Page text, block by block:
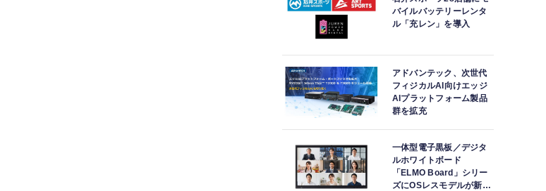
バイルバッテリーレンタ
ル「充レン」を導入
アドバンテック、次世代
フィジカルAI向けエッジ
AIプラットフォーム製品
群を拡充
一体型電子黒板／デジタ
ルホワイトボード
「ELMO Board」シリー
ズにOSレスモデルが新登